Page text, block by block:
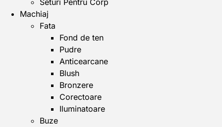
Seturi Pentru Corp
Machiaj
Fata
Fond de ten
Pudre
Anticearcane
Blush
Bronzere
Corectoare
Iluminatoare
Buze